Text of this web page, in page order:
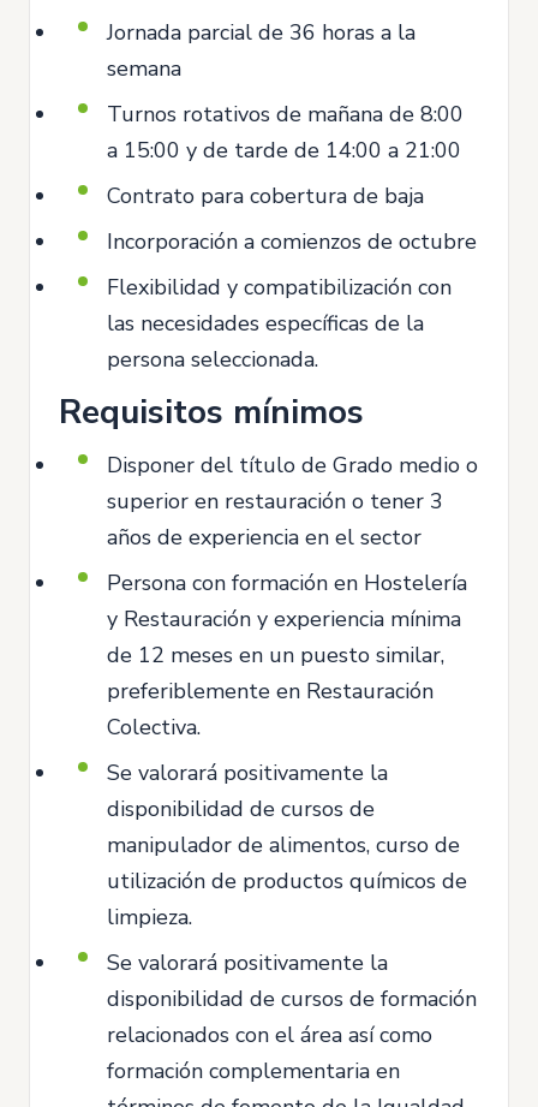
Jornada parcial de 36 horas a la
semana
Turnos rotativos de mañana de 8:00
a 15:00 y de tarde de 14:00 a 21:00
Contrato para cobertura de baja
Incorporación a comienzos de octubre
Flexibilidad y compatibilización con
las necesidades específicas de la
persona seleccionada.
Requisitos mínimos
Disponer del título de Grado medio o
superior en restauración o tener 3
años de experiencia en el sector
Persona con formación en Hostelería
y Restauración y experiencia mínima
de 12 meses en un puesto similar,
preferiblemente en Restauración
Colectiva.
Se valorará positivamente la
disponibilidad de cursos de
manipulador de alimentos, curso de
utilización de productos químicos de
limpieza.
Se valorará positivamente la
disponibilidad de cursos de formación
relacionados con el área así como
formación complementaria en